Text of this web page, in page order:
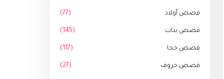
قصص أولاد (77)
قصص بنات (145)
قصص جحا (117)
قصص حروف (27)